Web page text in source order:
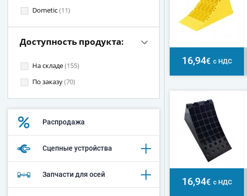
Dometic(11)
Доступность продукта:
На складе(155)
По заказу(70)
Распродажа
Сцепные устройства
Запчасти для осей
16,94€ с НДС
16,94€ с НДС